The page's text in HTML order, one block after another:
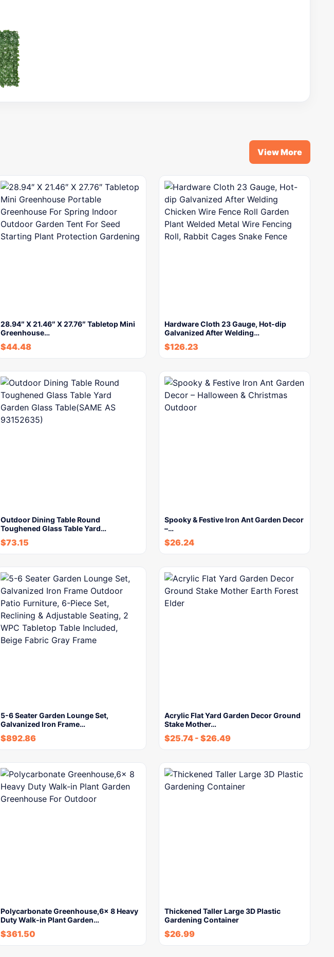
View More
28.94″ X 21.46″ X 27.76″ Tabletop Mini
Greenhouse…
$44.48
Hardware Cloth 23 Gauge, Hot-dip
Galvanized After Welding…
$126.23
Outdoor Dining Table Round
Toughened Glass Table Yard…
$73.15
Spooky & Festive Iron Ant Garden Decor
–…
$26.24
5-6 Seater Garden Lounge Set,
Galvanized Iron Frame…
$892.86
Acrylic Flat Yard Garden Decor Ground
Stake Mother…
$25.74 - $26.49
Polycarbonate Greenhouse,6x 8 Heavy
Duty Walk-in Plant Garden…
$361.50
Thickened Taller Large 3D Plastic
Gardening Container
$26.99